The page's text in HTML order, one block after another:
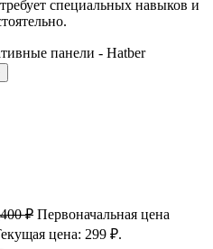
специальных навыков и
панели - Hatber
400₽ Первоначальная цена
цена: 299 ₽.